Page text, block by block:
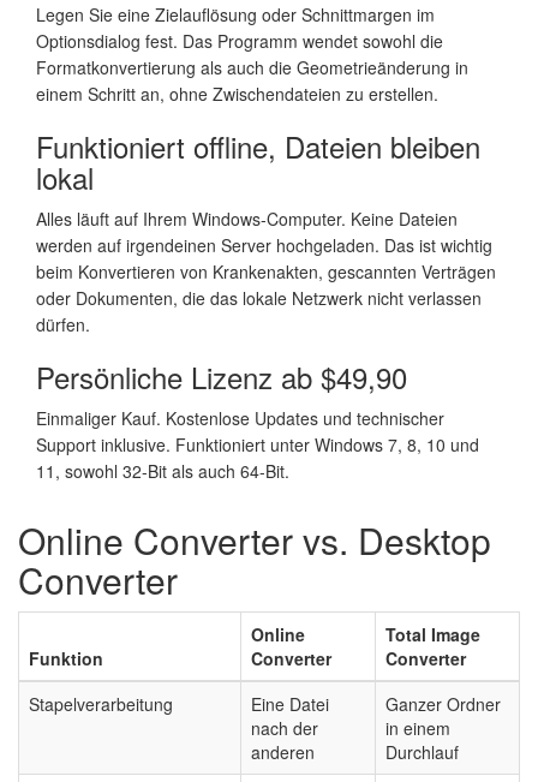
Legen Sie eine Zielauflösung oder Schnittmargen im
Optionsdialog fest. Das Programm wendet sowohl die
Formatkonvertierung als auch die Geometrieänderung in
einem Schritt an, ohne Zwischendateien zu erstellen.
Funktioniert offline, Dateien bleiben
lokal
Alles läuft auf Ihrem Windows-Computer. Keine Dateien
werden auf irgendeinen Server hochgeladen. Das ist wichtig
beim Konvertieren von Krankenakten, gescannten Verträgen
oder Dokumenten, die das lokale Netzwerk nicht verlassen
dürfen.
Persönliche Lizenz ab $49,90
Einmaliger Kauf. Kostenlose Updates und technischer
Support inklusive. Funktioniert unter Windows 7, 8, 10 und
11, sowohl 32-Bit als auch 64-Bit.
Online Converter vs. Desktop
Converter
Funktion
Online
Converter
Total Image
Converter
Stapelverarbeitung
Eine Datei
nach der
anderen
Ganzer Ordner
in einem
Durchlauf